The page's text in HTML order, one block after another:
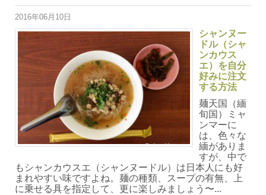
2016年06月10日
シャンヌー
ドル（シャ
ンカウス
エ）を自分
好みに注文
する方法
麺天国（緬
旬国）ミャ
ンマーに
は、色々な
緬がありま
すが、中で
もシャンカウスエ（シャンヌードル）は日本人にも好
まれやすい味ですよね。麺の種類、スープの有無、上
に乗せる具を指定して、更に楽しみましょう〜...